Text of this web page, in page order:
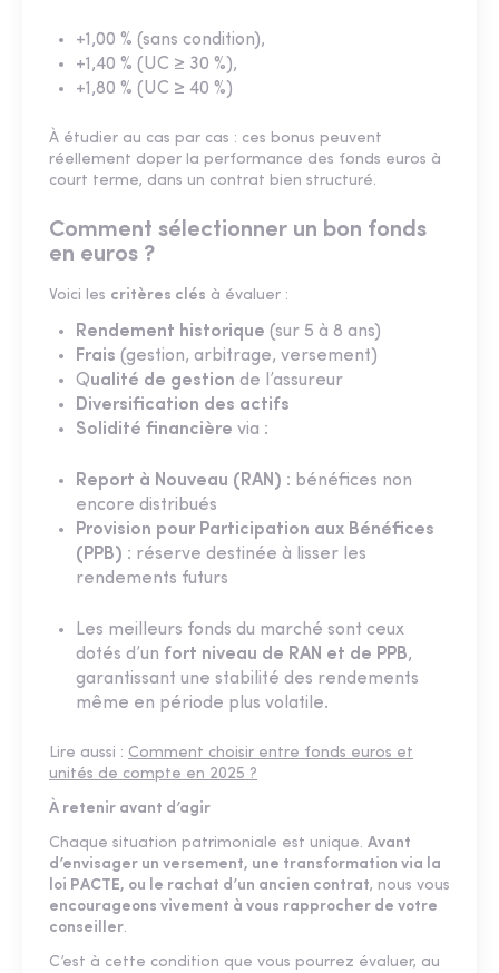
+1,00 % (sans condition),
+1,40 % (UC ≥ 30 %),
+1,80 % (UC ≥ 40 %)
À étudier au cas par cas : ces bonus peuvent
réellement doper la performance des fonds euros à
court terme, dans un contrat bien structuré.
Comment sélectionner un bon fonds
en euros ?
Voici les critères clés à évaluer :
Rendement historique (sur 5 à 8 ans)
Frais (gestion, arbitrage, versement)
Qualité de gestion de l’assureur
Diversification des actifs
Solidité financière via :
Report à Nouveau (RAN) : bénéfices non
encore distribués
Provision pour Participation aux Bénéfices
(PPB) : réserve destinée à lisser les
rendements futurs
Les meilleurs fonds du marché sont ceux
dotés d’un fort niveau de RAN et de PPB,
garantissant une stabilité des rendements
même en période plus volatile.
Lire aussi : Comment choisir entre fonds euros et
unités de compte en 2025 ?
À retenir avant d’agir
Chaque situation patrimoniale est unique. Avant
d’envisager un versement, une transformation via la
loi PACTE, ou le rachat d’un ancien contrat, nous vous
encourageons vivement à vous rapprocher de votre
conseiller.
C’est à cette condition que vous pourrez évaluer, au